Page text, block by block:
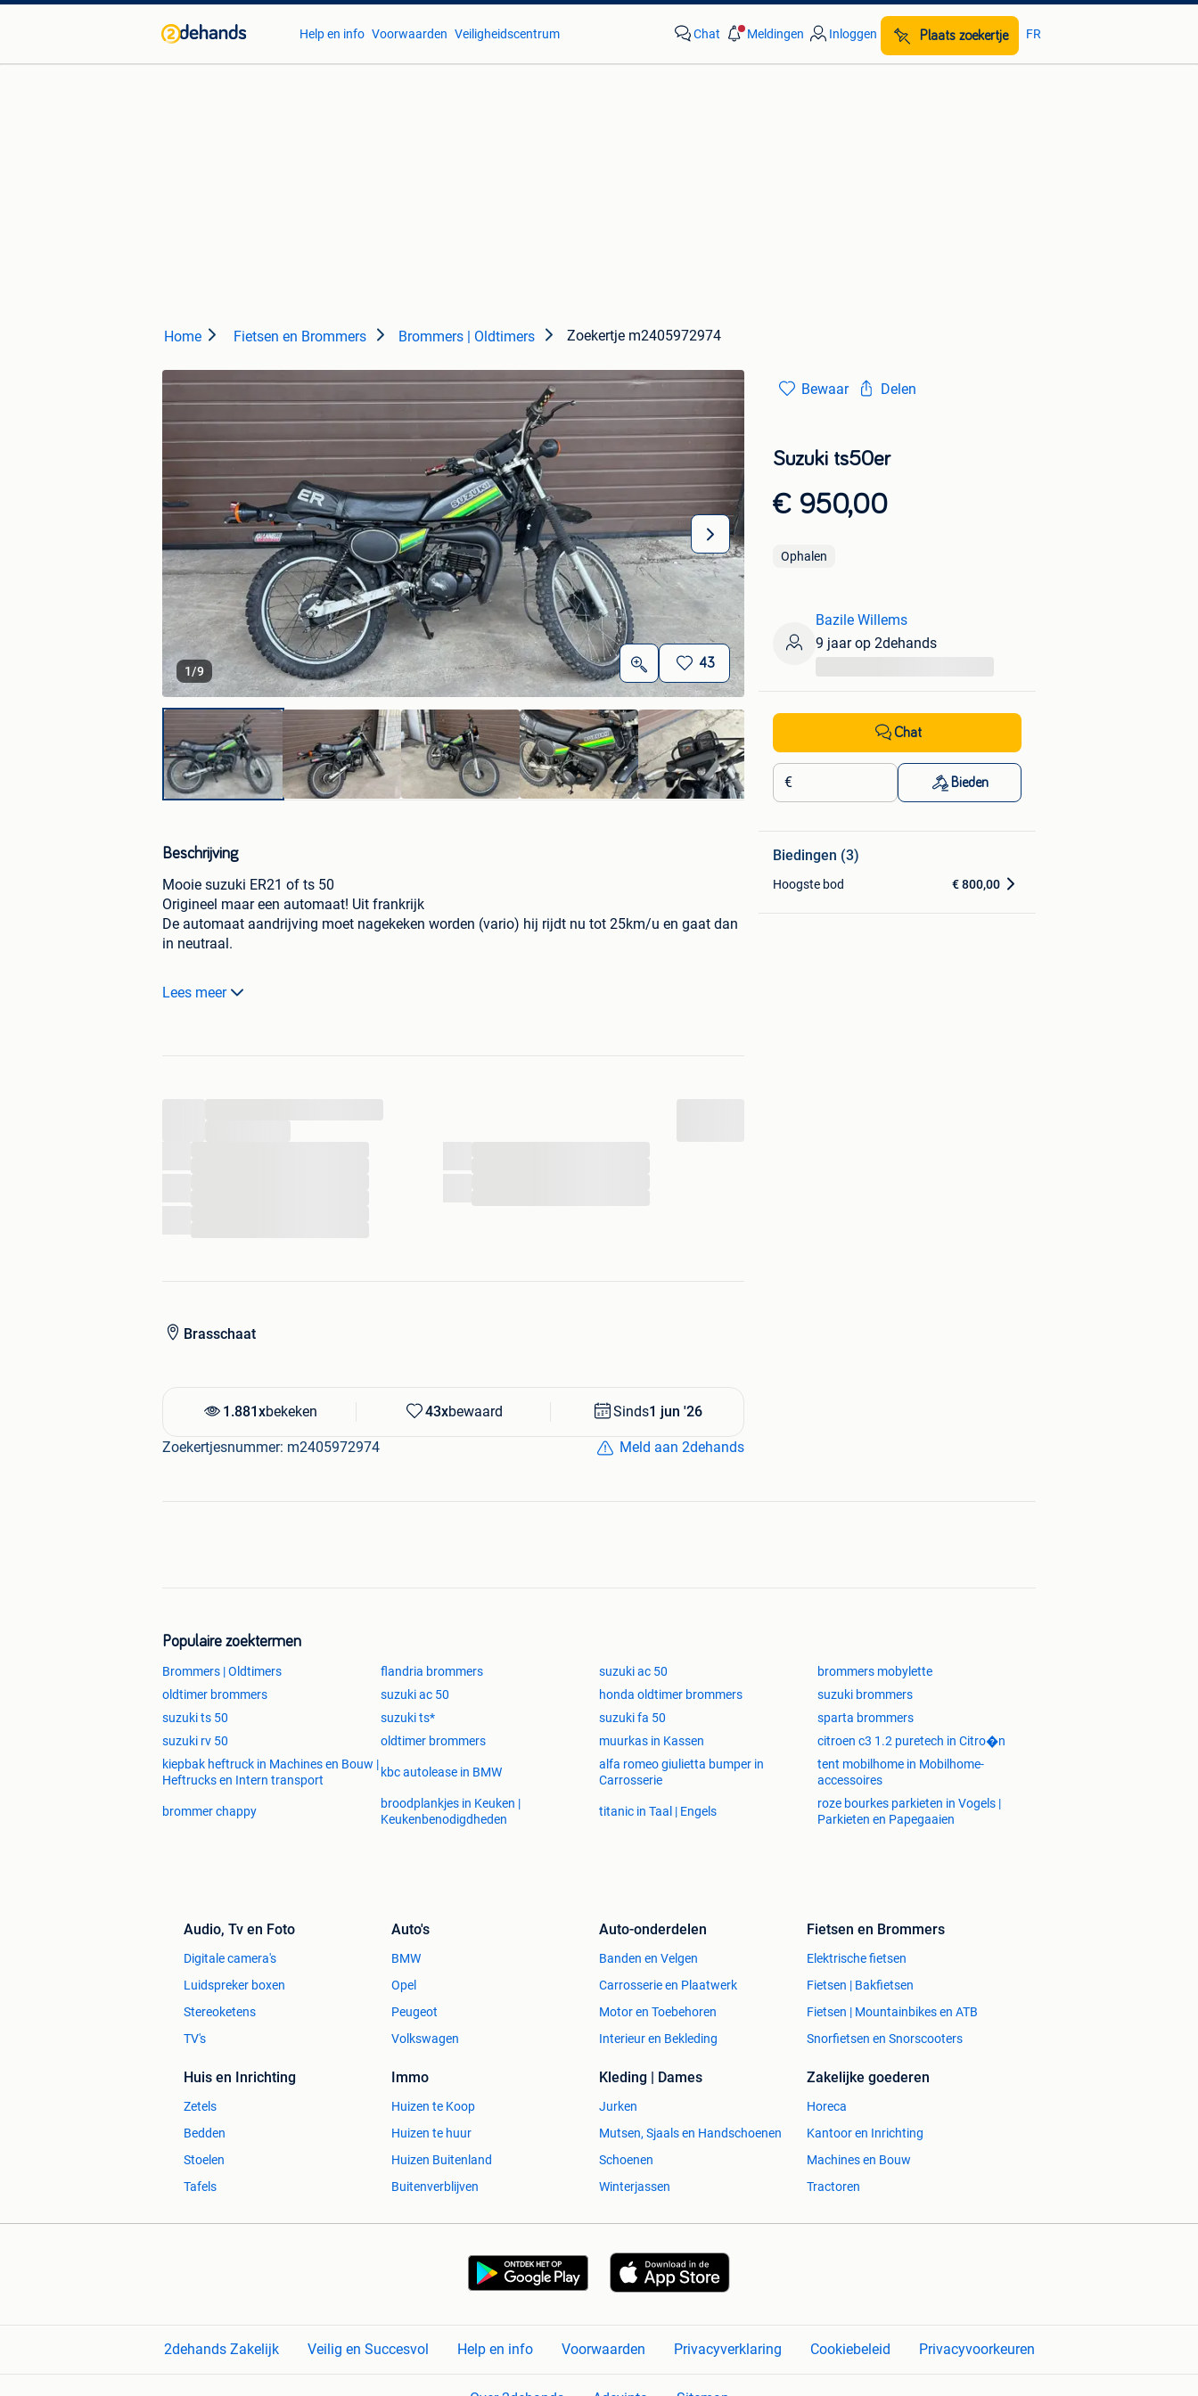
Help en info Voorwaarden Veiligheidscentrum Chat Meldingen Inloggen Plaats zoekertje FR
Home Fietsen en Brommers Brommers | Oldtimers Zoekertje m2405972974
1/9
43
Beschrijving
Mooie suzuki ER21 of ts 50
Origineel maar een automaat! Uit frankrijk
De automaat aandrijving moet nagekeken worden (vario) hij rijdt nu tot 25km/u en gaat dan
in neutraal.
Verder goed inorde en mooi projectje
Lees meer
Brasschaat
1.881xbekeken 43xbewaard Sinds1 jun '26
Zoekertjesnummer: m2405972974 Meld aan 2dehands
Bewaar Delen
Suzuki ts50er
€ 950,00
Ophalen
Bazile Willems
9 jaar op 2dehands
Chat
€ Bieden
Biedingen (3)
Hoogste bod € 800,00
Populaire zoektermen
Brommers | Oldtimers flandria brommers suzuki ac 50
brommers mobylette
oldtimer brommers
suzuki ac 50 honda oldtimer brommers
suzuki brommers
suzuki ts 50
suzuki ts* suzuki fa 50
sparta brommers
suzuki rv 50
oldtimer brommers muurkas in Kassen
citroen c3 1.2 puretech in Citro�n
kiepbak heftruck in Machines en Bouw |
Heftrucks en Intern transport
kbc autolease in BMW
alfa romeo giulietta bumper in
Carrosserie
tent mobilhome in Mobilhome-
accessoires
brommer chappy
broodplankjes in Keuken |
Keukenbenodigdheden
titanic in Taal | Engels
roze bourkes parkieten in Vogels |
Parkieten en Papegaaien
Audio, Tv en Foto
Digitale camera's
Luidspreker boxen
Stereoketens
TV's
Auto's
BMW
Opel
Peugeot
Volkswagen
Auto-onderdelen
Banden en Velgen
Carrosserie en Plaatwerk
Motor en Toebehoren
Interieur en Bekleding
Fietsen en Brommers
Elektrische fietsen
Fietsen | Bakfietsen
Fietsen | Mountainbikes en ATB
Snorfietsen en Snorscooters
Huis en Inrichting
Zetels
Bedden
Stoelen
Tafels
Immo
Huizen te Koop
Huizen te huur
Huizen Buitenland
Buitenverblijven
Kleding | Dames
Jurken
Mutsen, Sjaals en Handschoenen
Schoenen
Winterjassen
Zakelijke goederen
Horeca
Kantoor en Inrichting
Machines en Bouw
Tractoren
2dehands Zakelijk Veilig en Succesvol Help en info Voorwaarden Privacyverklaring Cookiebeleid Privacyvoorkeuren